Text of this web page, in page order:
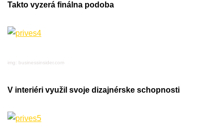
Takto vyzerá finálna podoba
img: businessinsider.com
V interiéri využil svoje dizajnérske schopnosti